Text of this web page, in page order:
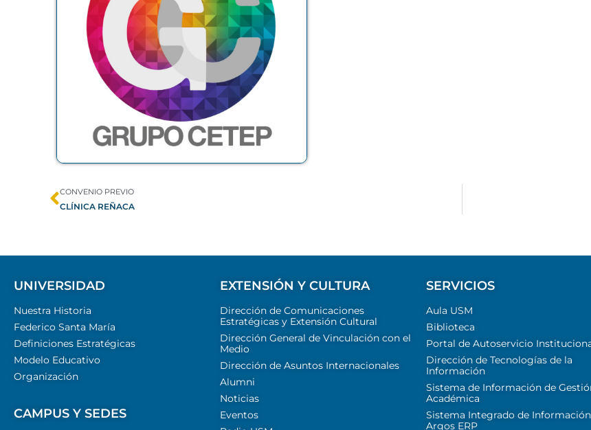
CONVENIO PREVIO
CLÍNICA REÑACA
UNIVERSIDAD
Nuestra Historia
Federico Santa María
Definiciones Estratégicas
Modelo Educativo
Organización
CAMPUS Y SEDES
EXTENSIÓN Y CULTURA
Dirección de Comunicaciones
Estratégicas y Extensión Cultural
Dirección General de Vinculación con el
Medio
Dirección de Asuntos Internacionales
Alumni
Noticias
Eventos
SERVICIOS
Aula USM
Biblioteca
Portal de Autoservicio
Dirección de Tecnologías de la
Información
Sistema de Información de
Académica
Sistema Integrado de Información
Argos ERP